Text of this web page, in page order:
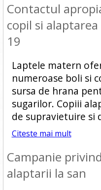
Contactul
copil si
19
Laptele matern
numeroase boli si
sursa de hrana
sugarilor. Copiii
de supravietuire si
Citeste mai mult
Campanie
alaptarii la san